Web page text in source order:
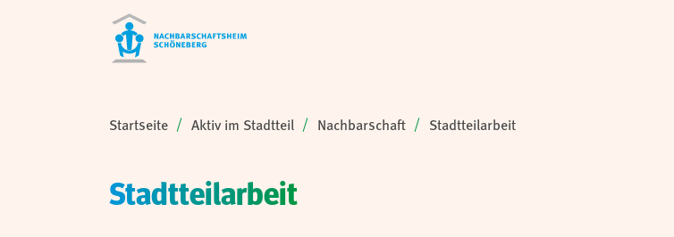
Sie sind hier:
Startseite Aktiv im Stadtteil Nachbarschaft Stadtteilarbeit
Stadtteilarbeit